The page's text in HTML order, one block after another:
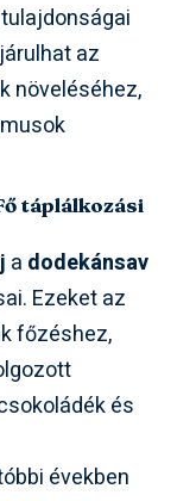
az
növeléséhez,
táplálkozási
a dodekánsav
Ezeket az
főzéshez,
és
években